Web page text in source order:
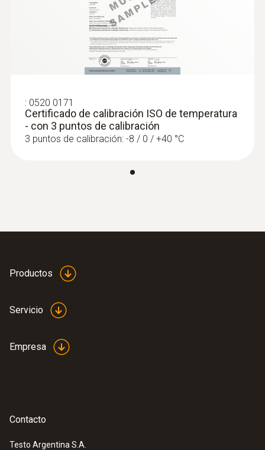
: 0520 0171
Certificado de calibración ISO de temperatura
- con 3 puntos de calibración
3 puntos de calibración: -8 / 0 / +40 °C
Productos
Servicio
Empresa
Contacto
Testo Argentina S.A.